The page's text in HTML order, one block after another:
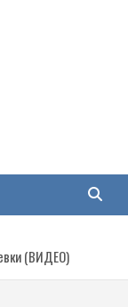
война
Новороссии, ДНР,
(ВИДЕО)